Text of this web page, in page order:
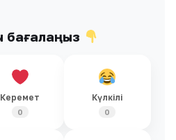
бағалаңыз
Керемет
0
Күлкілі
0